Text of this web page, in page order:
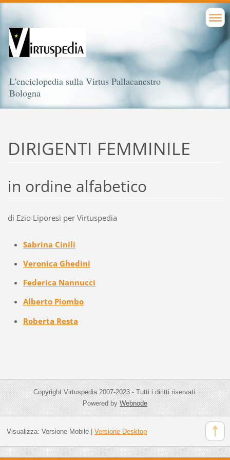
L'enciclopedia sulla Virtus Pallacanestro
Bologna
DIRIGENTI FEMMINILE
in ordine alfabetico
di Ezio Liporesi per Virtuspedia
Sabrina Cinili
Veronica Ghedini
Federica Nannucci
Alberto Piombo
Roberta Resta
Copyright Virtuspedia 2007-2023 - Tutti i diritti riservati.
Powered byWebnode
Visualizza: Versione Mobile| Versione Desktop